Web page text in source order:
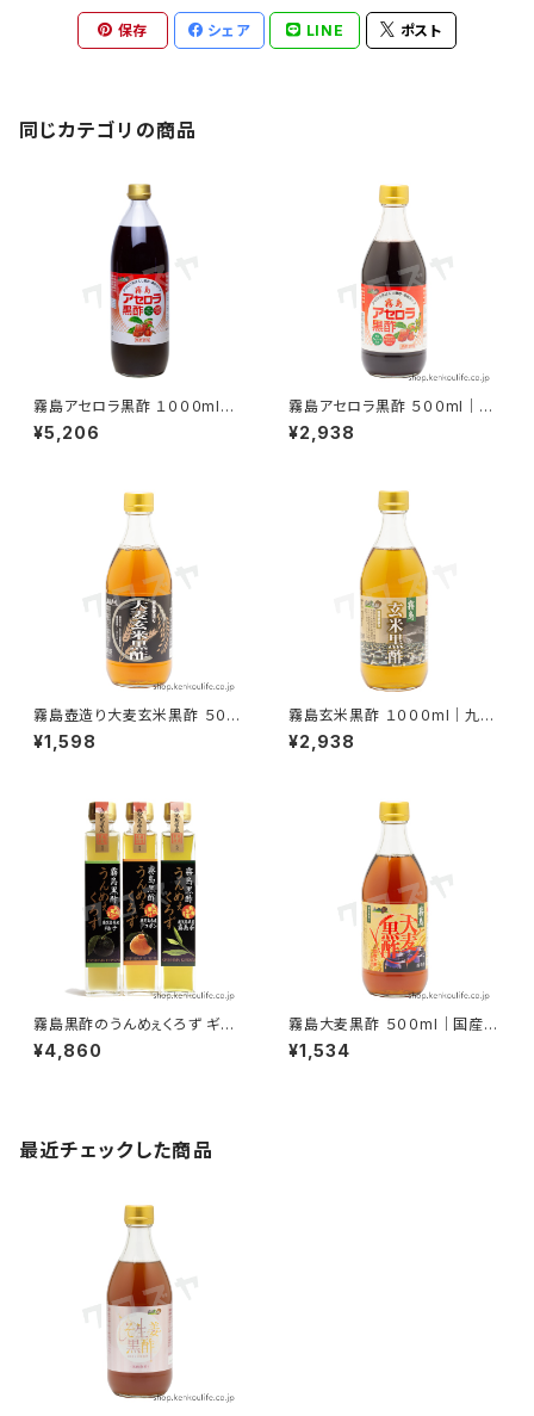
保存 シェア LINE ポスト
同じカテゴリの商品
霧島アセロラ黒酢 １０００ml｜
壺醸造玄米黒酢と濃縮アセロラ
果汁のブレンド｜霧島黒酢
¥5,206
霧島アセロラ黒酢 ５００ml｜壺
醸造玄米黒酢と濃縮アセロラ果
汁のブレンド｜霧島黒酢
¥2,938
霧島壺造り大麦玄米黒酢 ５００
ml｜長期熟成壺醸造の美味し
い黒酢｜霧島黒酢
¥1,598
霧島玄米黒酢 １０００ml｜九州
産玄米100%の壺醸造｜霧島黒
酢
¥2,938
霧島黒酢のうんめぇくろず ギフト
セット ２００ml×３本｜柚子・デ
コポン・霧島茶｜霧島黒酢
¥4,860
霧島大麦黒酢 ５００ml｜国産大
麦原料でグルタミン酸豊富なま
ろやか黒酢｜霧島黒酢
¥1,534
最近チェックした商品